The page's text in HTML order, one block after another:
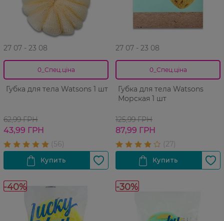
27 07 - 23 08
0_Спец.ціна
Губка для тела Watsons 1 шт
62,99 ГРН
43,99 ГРН
27 07 - 23 08
0_Спец.ціна
Губка для тела Watsons
Морская 1 шт
125,99 ГРН
87,99 ГРН
-40% -30%